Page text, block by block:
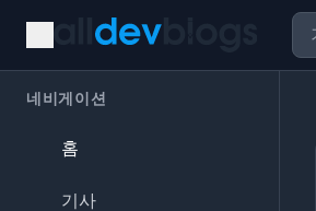
네비게이션
홈
기사